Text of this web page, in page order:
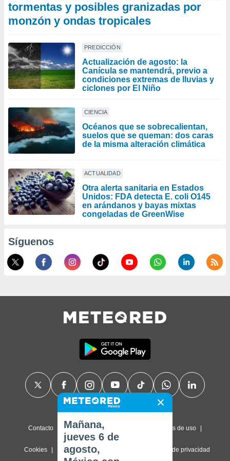
tormentas y posibles granizadas por
monzón y ondas tropicales
PREDICCIÓN
Actualización de agosto: la
Canícula se mantendrá, previo a
condiciones extremas de lluvias y
ciclones por El Niño
CIENCIA
Océanos que se sobrecalientan,
suelos que se queman: dos caras
de la misma alteración climática
ACTUALIDAD
Otra alerta sanitaria en Estados
Unidos: FDA detecta E. coli O145
en arándanos y bayas mixtas
congeladas de GreenWise
Síguenos
Contacto Sobre nosotros Términos de uso
Cookies Política de privacidad Configuración de privacidad
Mañana,
jueves 6 de
agosto,